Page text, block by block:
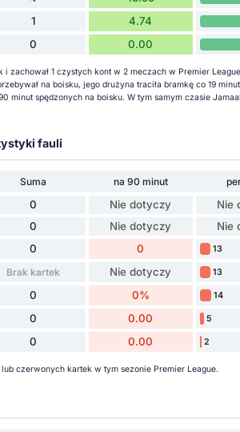
1 4.74
0 0.00
i zachował 1 czystych kont w 2 meczach w Premier
na boisku, jego drużyna traciła bramkę co 19
minut spędzonych na boisku. W tym samym czasie
fauli
Suma na 90 minut
0 Nie dotyczy Nie
0 Nie dotyczy Nie
0 0 13
Brak kartek Nie dotyczy 13
0 0% 14
0 0.00 5
0 0.00 2
czerwonych kartek w tym sezonie Premier League.